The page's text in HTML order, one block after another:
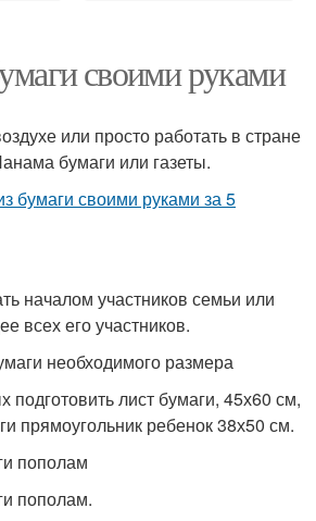
своими руками
или просто работать в стране
бумаги или газеты.
началом участников семьи или
всех его участников.
необходимого размера
лист бумаги, 45х60 см,
прямоугольник ребенок 38х50 см.
пополам
пополам.